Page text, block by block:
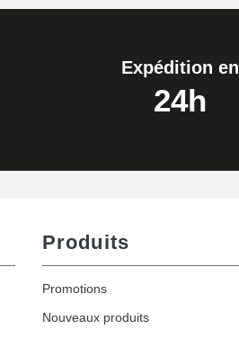
de Montre Facile
Expédition en
24h
Produits
Promotions
Nouveaux produits